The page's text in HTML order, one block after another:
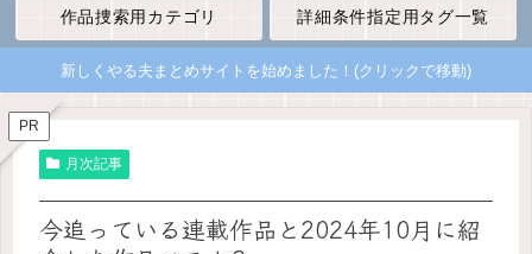
作品捜索用カテゴリ 詳細条件指定用タグ一覧
新しくやる夫まとめサイトを始めました！(クリックで移動)
PR
月次記事
今追っている連載作品と2024年10月に紹